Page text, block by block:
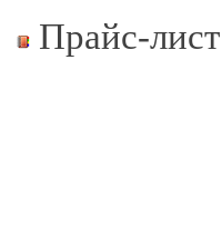
Прайс-